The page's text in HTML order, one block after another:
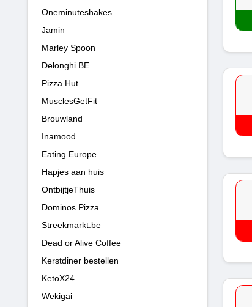
Oneminuteshakes
Jamin
Marley Spoon
Delonghi BE
Pizza Hut
MusclesGetFit
Brouwland
Inamood
Eating Europe
Hapjes aan huis
OntbijtjeThuis
Dominos Pizza
Streekmarkt.be
Dead or Alive Coffee
Kerstdiner bestellen
KetoX24
Wekigai